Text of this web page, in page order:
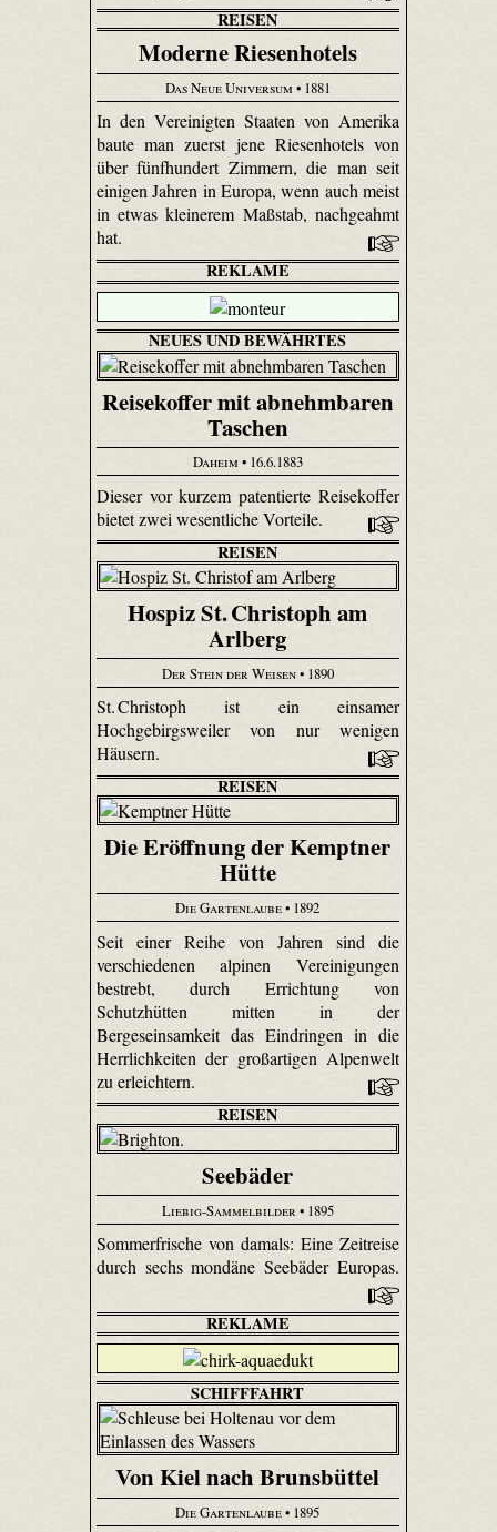
REISEN
Moderne Riesenhotels
Das Neue Universum • 1881
In den Vereinigten Staaten von Amerika
baute man zuerst jene Riesenhotels von
über fünfhundert Zimmern, die man seit
einigen Jahren in Europa, wenn auch meist
in etwas kleinerem Maßstab, nachgeahmt
hat.
REKLAME
NEUES UND BEWÄHRTES
Reisekoffer mit abnehmbaren
Taschen
Daheim• 16.6.1883
Dieser vor kurzem patentierte Reisekoffer
bietet zwei wesentliche Vorteile.
REISEN
Hospiz St. Christoph am
Arlberg
Der Stein der Weisen• 1890
St. Christoph ist ein einsamer
Hochgebirgsweiler von nur wenigen
Häusern.
REISEN
Die Eröffnung der Kemptner
Hütte
Die Gartenlaube• 1892
Seit einer Reihe von Jahren sind die
verschiedenen alpinen Vereinigungen
bestrebt, durch Errichtung von
Schutzhütten mitten in der
Bergeseinsamkeit das Eindringen in die
Herrlichkeiten der großartigen Alpenwelt
zu erleichtern.
REISEN
Seebäder
Liebig-Sammelbilder • 1895
Sommerfrische von damals: Eine Zeitreise
durch sechs mondäne Seebäder Europas.
REKLAME
SCHIFFFAHRT
Von Kiel nach Brunsbüttel
Die Gartenlaube• 1895